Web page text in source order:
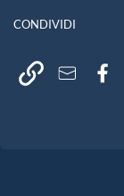
CONDIVIDI